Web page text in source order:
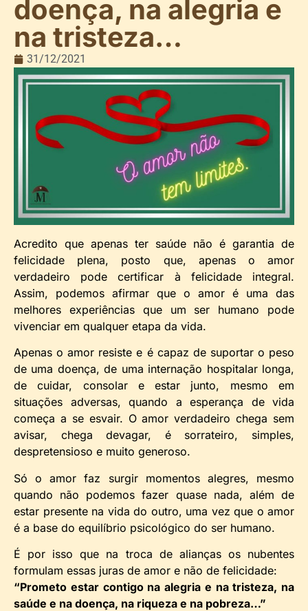
doença, na alegria e
na tristeza…
31/12/2021
Acredito que apenas ter saúde não é garantia de
felicidade plena, posto que, apenas o amor
verdadeiro pode certificar à felicidade integral.
Assim, podemos afirmar que o amor é uma das
melhores experiências que um ser humano pode
vivenciar em qualquer etapa da vida.
Apenas o amor resiste e é capaz de suportar o peso
de uma doença, de uma internação hospitalar longa,
de cuidar, consolar e estar junto, mesmo em
situações adversas, quando a esperança de vida
começa a se esvair. O amor verdadeiro chega sem
avisar, chega devagar, é sorrateiro, simples,
despretensioso e muito generoso.
Só o amor faz surgir momentos alegres, mesmo
quando não podemos fazer quase nada, além de
estar presente na vida do outro, uma vez que o amor
é a base do equilíbrio psicológico do ser humano.
É por isso que na troca de alianças os nubentes
formulam essas juras de amor e não de felicidade:
“Prometo estar contigo na alegria e na tristeza, na
saúde e na doença, na riqueza e na pobreza…”